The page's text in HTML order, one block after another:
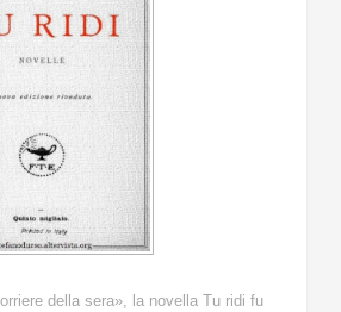
della sera», la novella Tu ridi fu